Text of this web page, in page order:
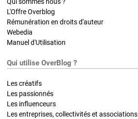
Qui sommes nous ?
L'Offre Overblog
Rémunération en droits d'auteur
Webedia
Manuel d'Utilisation
Qui utilise OverBlog ?
Les créatifs
Les passionnés
Les influenceurs
Les entreprises, collectivités et associations